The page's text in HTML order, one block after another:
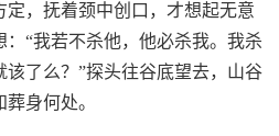
定，抚着颈中创口，才想起无意
“我若不杀他，他必杀我。我杀
了么？”探头往谷底望去，山谷
身何处。